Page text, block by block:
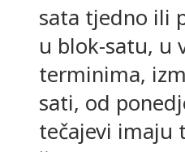
sata tjedno ili
u blok-satu, u
terminima,
sati, od
tečajevi imaju